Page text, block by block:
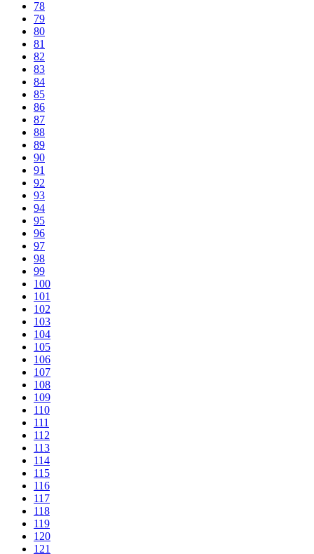
78
79
80
81
82
83
84
85
86
87
88
89
90
91
92
93
94
95
96
97
98
99
100
101
102
103
104
105
106
107
108
109
110
111
112
113
114
115
116
117
118
119
120
121